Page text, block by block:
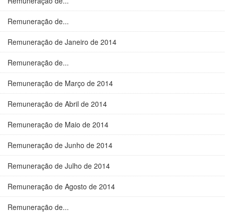
Remuneração de...
Remuneração de Janeiro de 2014
Remuneração de...
Remuneração de Março de 2014
Remuneração de Abril de 2014
Remuneração de Maio de 2014
Remuneração de Junho de 2014
Remuneração de Julho de 2014
Remuneração de Agosto de 2014
Remuneração de...